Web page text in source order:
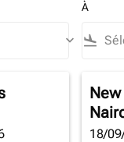
keyboard_arrow_down
À
flight_land
18/